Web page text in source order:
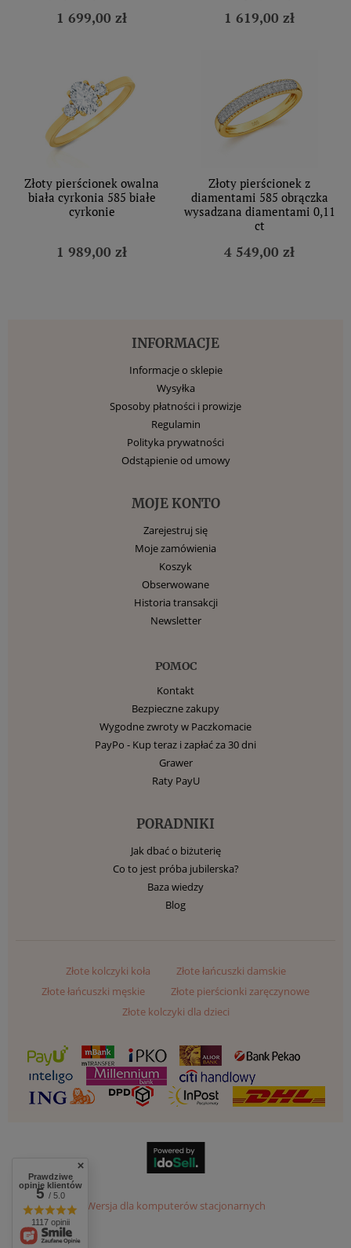
1 699,00 zł 1 619,00 zł
Złoty pierścionek owalna
biała cyrkonia 585 białe
cyrkonie
1 989,00 zł
Złoty pierścionek z
diamentami 585 obrączka
wysadzana diamentami 0,11
ct
4 549,00 zł
INFORMACJE
Informacje o sklepie
Wysyłka
Sposoby płatności i prowizje
Regulamin
Polityka prywatności
Odstąpienie od umowy
MOJE KONTO
Zarejestruj się
Moje zamówienia
Koszyk
Obserwowane
Historia transakcji
Newsletter
POMOC
Kontakt
Bezpieczne zakupy
Wygodne zwroty w Paczkomacie
PayPo - Kup teraz i zapłać za 30 dni
Grawer
Raty PayU
PORADNIKI
Jak dbać o biżuterię
Co to jest próba jubilerska?
Baza wiedzy
Blog
Złote kolczyki koła
Złote łańcuszki damskie
Złote łańcuszki męskie
Złote pierścionki zaręczynowe
Złote kolczyki dla dzieci
Wersja dla komputerów stacjonarnych
Prawdziwe
opinie klientów
5/ 5.0
1117 opinii